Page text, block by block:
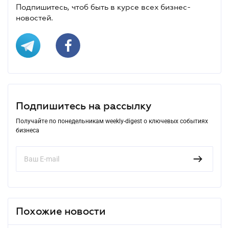
Подпишитесь, чтоб быть в курсе всех бизнес-
новостей.
Подпишитесь на рассылку
Получайте по понедельникам weekly-digest о ключевых событиях
бизнеса
Похожие новости